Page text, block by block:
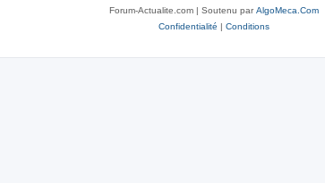
Forum-Actualite.com | Soutenu parAlgoMeca.Com
Confidentialité | Conditions